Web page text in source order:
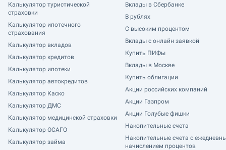
Калькулятор туристической
страховки
Калькулятор ипотечного
страхования
Калькулятор вкладов
Калькулятор кредитов
Калькулятор ипотеки
Калькулятор автокредитов
Калькулятор Каско
Калькулятор ДМС
Калькулятор медицинской страховки
Калькулятор ОСАГО
Калькулятор займа
Вклады в Сбербанке
В рублях
С высоким процентом
Вклады с онлайн заявкой
Купить ПИФы
Вклады в Москве
Купить облигации
Акции российских компаний
Акции Газпром
Акции Голубые фишки
Накопительные счета
Накопительные счета с
начислением процентов